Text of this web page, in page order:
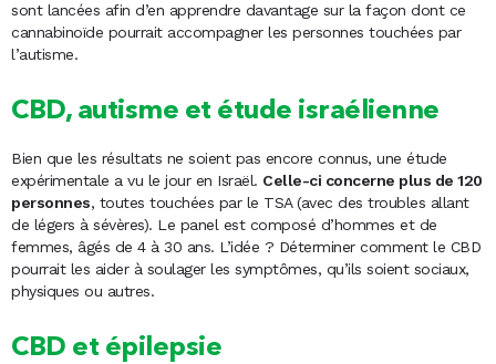
sont lancées afin d’en apprendre davantage sur la façon dont ce
cannabinoïde pourrait accompagner les personnes touchées par
l’autisme.
CBD, autisme et étude israélienne
Bien que les résultats ne soient pas encore connus, une étude
expérimentale a vu le jour en Israël. Celle-ci concerne plus de 120
personnes, toutes touchées par le TSA (avec des troubles allant
de légers à sévères). Le panel est composé d’hommes et de
femmes, âgés de 4 à 30 ans. L’idée ? Déterminer comment le CBD
pourrait les aider à soulager les symptômes, qu’ils soient sociaux,
physiques ou autres.
CBD et épilepsie